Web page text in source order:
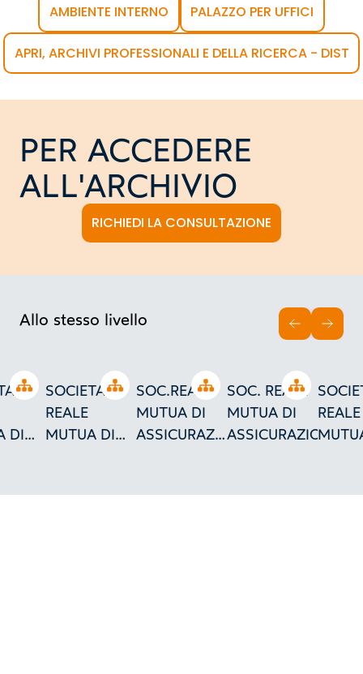
AMBIENTE INTERNO PALAZZO PER UFFICI
APRI, ARCHIVI PROFESSIONALI E DELLA RICERCA - DIST
PER ACCEDERE
ALL'ARCHIVIO
RICHIEDI LA CONSULTAZIONE
Allo stesso livello
Open tree
DI
Open tree
SOCIETA'
REALE
MUTUA DI
PIANTE
Open tree
SOC.REALE
MUTUA DI
ASSICURAZIONI
Open tree
SOC. REALE
MUTUA DI
ASSICURAZIONI
REALE
INDIETRO